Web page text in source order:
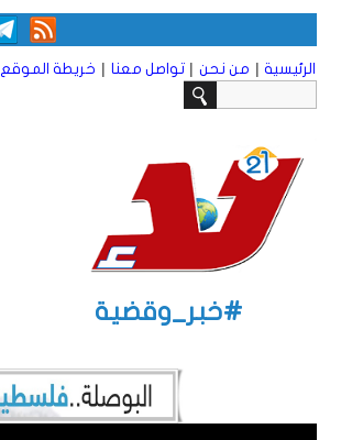
الرئيسية | من نحن | تواصل معنا | خريطة الموقع
#خبر_وقضية